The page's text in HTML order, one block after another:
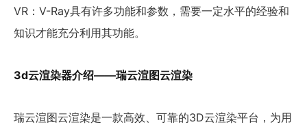
VR：V-Ray具有许多功能和参数，需要一定水平的经验和
知识才能充分利用其功能。
3d云渲染器介绍——瑞云渲图云渲染
瑞云渲图云渲染是一款高效、可靠的3D云渲染平台，为用